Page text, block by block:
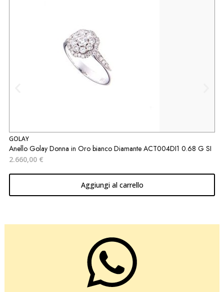
GOLAY
Anello Golay Donna in Oro bianco Diamante ACT004DI1 0.68 G SI
2.660,00 €
Aggiungi al carrello